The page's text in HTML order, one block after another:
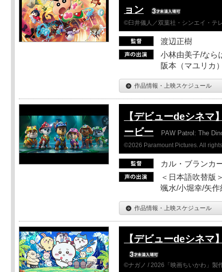
ョン
©臼井儀人／双葉社・シンエイ・テ
渡辺正樹
小林由美子/なら
阪本（マユリカ
作品情報・上映スケジュール
【デビューdeシネマ
ービー
PAW Patrol: The
©2026 Paramount Pictures. All
カル・ブランカ
＜日本語吹替版
颯水/小堀幸/矢作
作品情報・上映スケジュール
【デビューdeシネマ
©ナガノ / 2026「映画ちいかわ」製